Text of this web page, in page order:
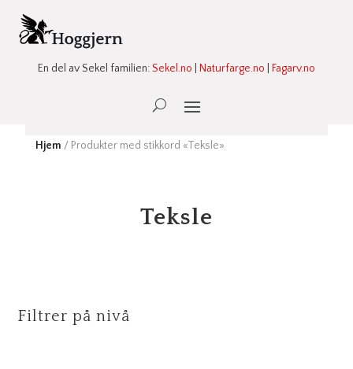
En del av Sekel familien:Sekel.no Naturfarge.no Fagarv.no
Ønskeliste -
Hjem / Produkter med stikkord «Teksle»
Teksle
Filtrer på nivå